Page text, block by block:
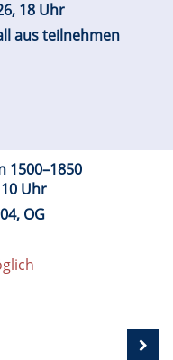
18 Uhr
aus teilnehmen
1500–1850
Uhr
OG